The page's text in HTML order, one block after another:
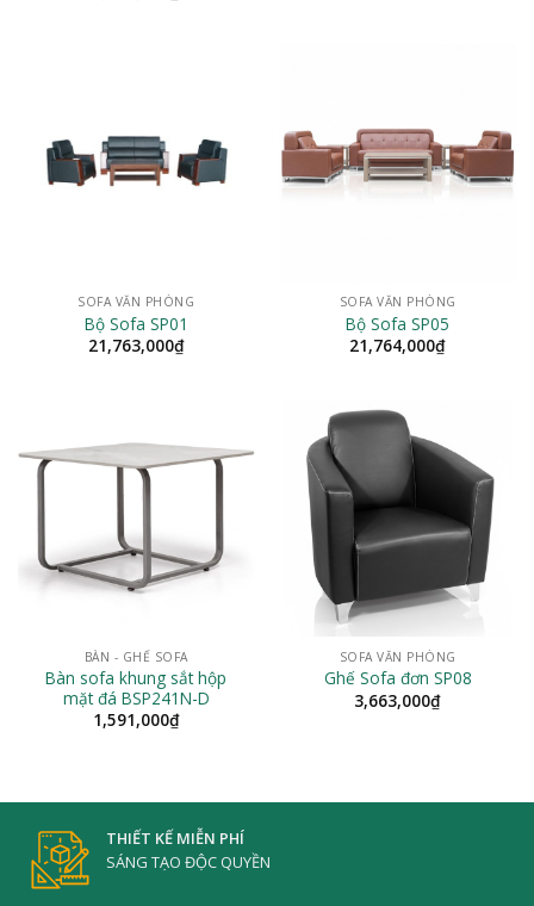
SOFA VĂN PHÒNG
Bộ Sofa SP01
21,763,000₫
SOFA VĂN PHÒNG
Bộ Sofa SP05
21,764,000₫
BÀN - GHẾ SOFA
Bàn sofa khung sắt hộp
mặt đá BSP241N-D
1,591,000₫
SOFA VĂN PHÒNG
Ghế Sofa đơn SP08
3,663,000₫
THIẾT KẾ MIỄN PHÍ
SÁNG TẠO ĐỘC QUYỀN